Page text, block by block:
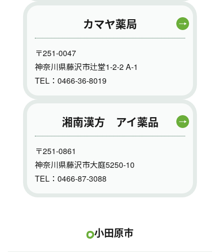
カマヤ薬局
〒251-0047
神奈川県藤沢市辻堂1-2-2 A-1
TEL：0466-36-8019
湘南漢方 アイ薬品
〒251-0861
神奈川県藤沢市大庭5250-10
TEL：0466-87-3088
小田原市